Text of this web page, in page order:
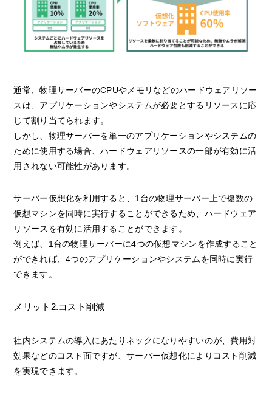
通常、物理サーバーのCPUやメモリなどのハードウェアリソー
スは、アプリケーションやシステムが必要とするリソースに応
じて割り当てられます。
しかし、物理サーバーを単一のアプリケーションやシステムの
ために使用する場合、ハードウェアリソースの一部が有効に活
用されない可能性があります。
サーバー仮想化を利用すると、1台の物理サーバー上で複数の
仮想マシンを同時に実行することができるため、ハードウェア
リソースを有効に活用することができます。
例えば、1台の物理サーバーに4つの仮想マシンを作成すること
ができれば、4つのアプリケーションやシステムを同時に実行
できます。
メリット2.コスト削減
社内システムの導入にあたりネックになりやすいのが、費用対
効果などのコスト面ですが、サーバー仮想化によりコスト削減
を実現できます。